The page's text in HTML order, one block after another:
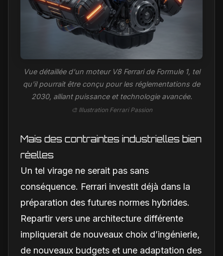
Vue détaillée d'un moteur V8 Ferrari de Formule 1, tel
qu'il pourrait être conçu pour les réglementations de
2030, alliant puissance et technologie avancée.
🎨 Illustration Ferrari Passion
Mais des contraintes industrielles bien
réelles
Un tel virage ne serait pas sans
conséquence. Ferrari investit déjà dans la
préparation des futures normes hybrides.
Repartir vers une architecture différente
impliquerait de nouveaux choix d’ingénierie,
de nouveaux budgets et une adaptation des